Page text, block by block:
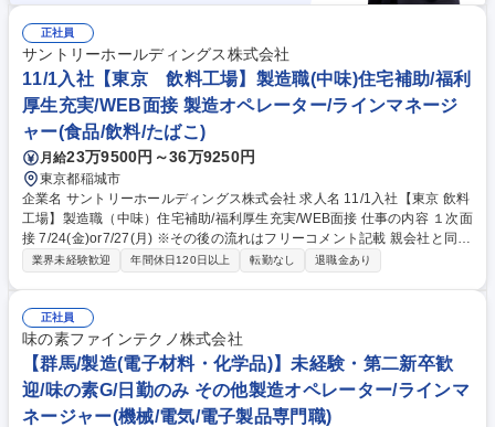
正社員
サントリーホールディングス株式会社
11/1入社【東京 飲料工場】製造職(中味)住宅補助/福利
厚生充実/WEB面接 製造オペレーター/ラインマネージ
ャー(食品/飲料/たばこ)
月給23万9500円～36万9250円
東京都稲城市
企業名 サントリーホールディングス株式会社 求人名 11/1入社【東京 飲料
工場】製造職（中味）住宅補助/福利厚生充実/WEB面接 仕事の内容 １次面
接 7/24(金)or7/27(月) ※その後の流れはフリーコメント記載 親会社と同等
の充実した福利厚生で働きやすさ◎ サントリーグループの清涼飲料の製造
など）・品質向上、安全性担保、効率化の改善活動や業務標準化の取組み
※配属はご経験やスキルに応じ選考過程で決定 【キャリア】将来的に、原
動工程（電力・排水等）やエンジニアリング(生産設備の新規導入･設備対
応・保全・技術スタッフ等)といった関連部門へのチャレンジも可能で
す。 募集職種 11/1入社【東京 飲料工場】製造職（中味）住宅補助/福利厚
生充実/WEB面接
業界未経験歓迎 年間休日120日以上 転勤なし 退職金あり
正社員
味の素ファインテクノ株式会社
【群馬/製造(電子材料・化学品)】未経験・第二新卒歓
迎/味の素G/日勤のみ その他製造オペレーター/ラインマ
ネージャー(機械/電気/電子製品専門職)